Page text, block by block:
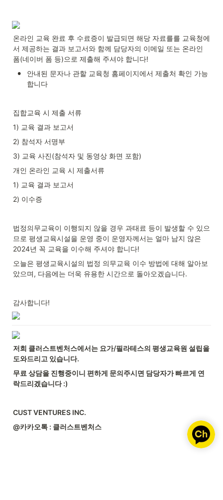
온라인 교육 완료 후 수료증이 발급되면 해당 자료를를 교육청에
서 제공하는 결과 보고서와 함께 담당자의 이메일 또는 온라인
폼(네이버 폼 등)으로 제출해 주셔야 합니다!
•
안내된 문자나 관할 교육청 홈페이지에서 제출처 확인 가능
합니다
집합교육 시 제출 서류
1) 교육 결과 보고서
2) 참석자 서명부
3) 교육 사진(참석자 및 동영상 화면 포함)
개인 온라인 교육 시 제출서류
1) 교육 결과 보고서
2) 이수증
법정의무교육이 이행되지 않을 경우 과태료 등이 발생할 수 있으
므로 평생교육시설을 운영 중이 운영자께서는 얼마 남지 않은
2024년 꼭 교육을 이수해 주셔야 합니다!
오늘은 평생교육시설의 법정 의무교육 이수 방법에 대해 알아보
았으며, 다음에는 더욱 유용한 시간으로 돌아오겠습니다.
감사합니다!
저희 클러스트벤처스에서는 요가/필라테스의 평생교육원 설립을
도와드리고 있습니다.
무료 상담을 진행중이니 편하게 문의주시면 담당자가 빠르게 연
락드리겠습니다 :)
CUST VENTURES INC.
@카카오톡 : 클러스트벤처스